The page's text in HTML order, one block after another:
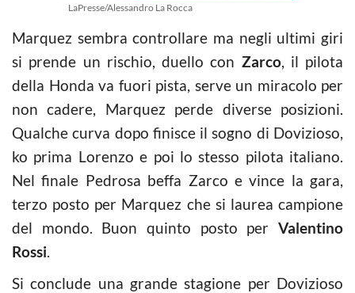
LaPresse/Alessandro La Rocca
Marquez sembra controllare ma negli ultimi giri
si prende un rischio, duello con Zarco, il pilota
della Honda va fuori pista, serve un miracolo per
non cadere, Marquez perde diverse posizioni.
Qualche curva dopo finisce il sogno di Dovizioso,
ko prima Lorenzo e poi lo stesso pilota italiano.
Nel finale Pedrosa beffa Zarco e vince la gara,
terzo posto per Marquez che si laurea campione
del mondo. Buon quinto posto per Valentino
Rossi.
Si conclude una grande stagione per Dovizioso